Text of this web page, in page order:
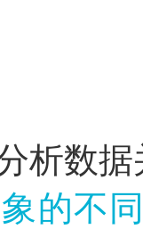
析数
的不